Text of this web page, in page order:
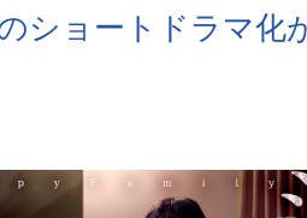
ショートドラマ化